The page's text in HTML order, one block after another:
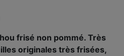
frisé non pommé. Très
originales très frisées,